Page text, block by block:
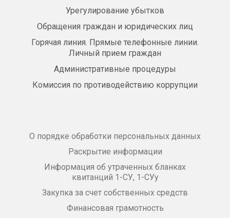
Урегулирование убытков
Обращения граждан и юридических лиц
Горячая линия. Прямые телефонные линии.
Личный прием граждан
Административные процедуры
Комиссия по противодействию коррупции
О порядке обработки персональных данных
Раскрытие информации
Информация об утраченных бланках
квитанций 1-СУ, 1-СУу
Закупка за счет собственных средств
Финансовая грамотность